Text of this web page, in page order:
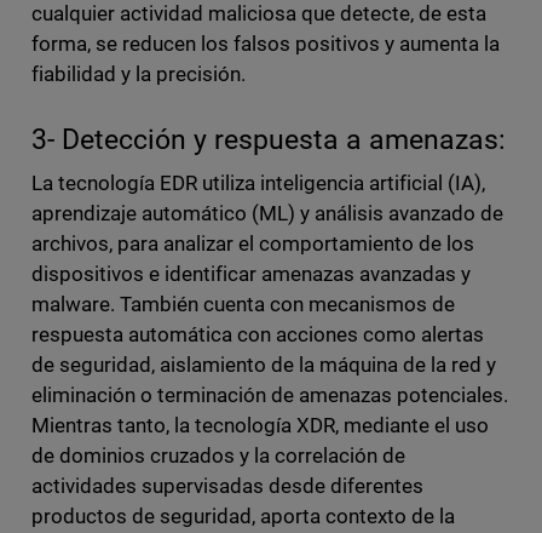
cualquier actividad maliciosa que detecte, de esta
forma, se reducen los falsos positivos y aumenta la
fiabilidad y la precisión.
3- Detección y respuesta a amenazas:
La tecnología EDR utiliza inteligencia artificial (IA),
aprendizaje automático (ML) y análisis avanzado de
archivos, para analizar el comportamiento de los
dispositivos e identificar amenazas avanzadas y
malware. También cuenta con mecanismos de
respuesta automática con acciones como alertas
de seguridad, aislamiento de la máquina de la red y
eliminación o terminación de amenazas potenciales.
Mientras tanto, la tecnología XDR, mediante el uso
de dominios cruzados y la correlación de
actividades supervisadas desde diferentes
productos de seguridad, aporta contexto de la